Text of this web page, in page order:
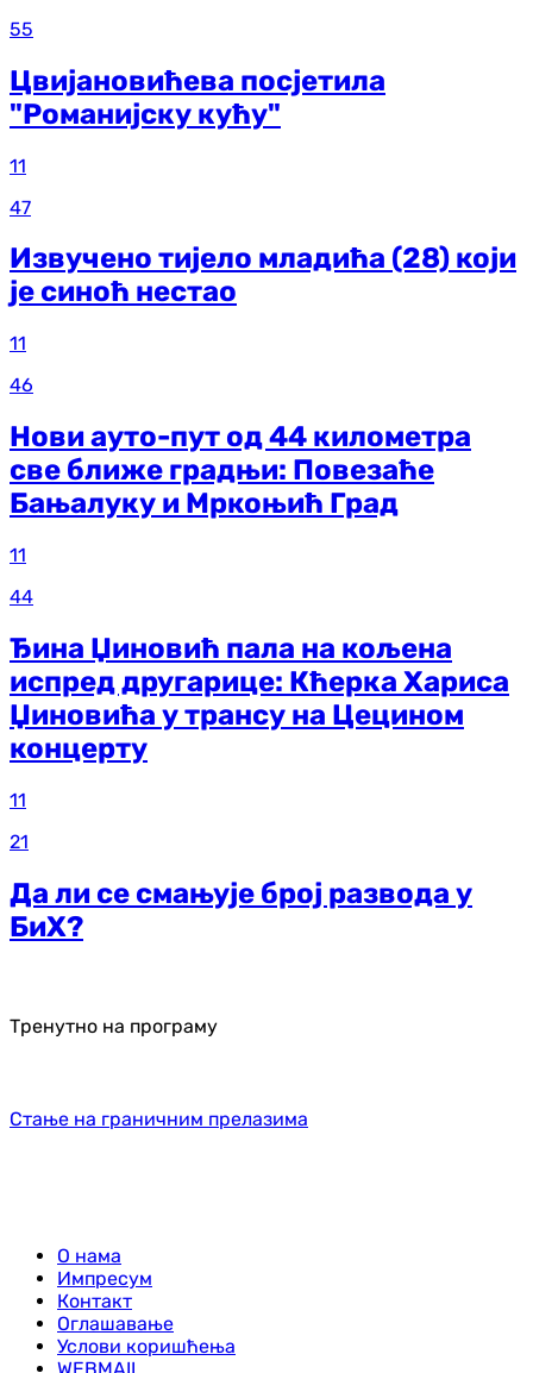
55
Цвијановићева посјетила
"Романијску кућу"
11
47
Извучено тијело младића (28) који
је синоћ нестао
11
46
Нови ауто-пут од 44 километра
све ближе градњи: Повезаће
Бањалуку и Мркоњић Град
11
44
Ђина Џиновић пала на кољена
испред другарице: Кћерка Хариса
Џиновића у трансу на Цецином
концерту
11
21
Да ли се смањује број развода у
БиХ?
Тренутно на програму
Стање на граничним прелазима
О нама
Импресум
Контакт
Оглашавање
Услови коришћења